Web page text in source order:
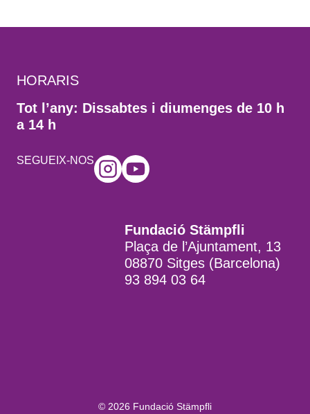
HORARIS
Tot l’any: Dissabtes i diumenges de 10 h
a 14 h
SEGUEIX-NOS
Fundació Stämpfli
Plaça de l’Ajuntament, 13
08870 Sitges (Barcelona)
93 894 03 64
© 2026 Fundació Stämpfli